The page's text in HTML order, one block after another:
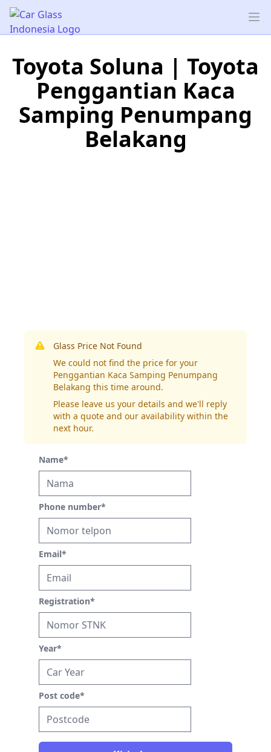
Car Glass Indonesia
Toyota Soluna | Toyota
Penggantian Kaca
Samping Penumpang
Belakang
Glass Price Not Found
We could not find the price for your
Penggantian Kaca Samping Penumpang
Belakang this time around.
Please leave us your details and we'll reply
with a quote and our availability within the
next hour.
Name*
Phone number*
Email*
Registration*
Year*
Post code*